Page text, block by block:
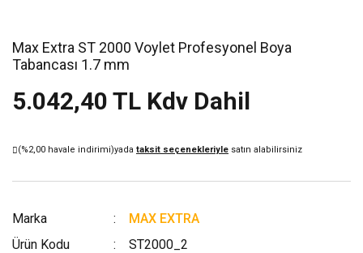
Max Extra ST 2000 Voylet Profesyonel Boya
Tabancası 1.7 mm
5.042,40 TL Kdv Dahil
(%2,00 havale indirimi)yada taksit seçenekleriyle satın alabilirsiniz
Marka
MAX EXTRA
Ürün Kodu
ST2000_2